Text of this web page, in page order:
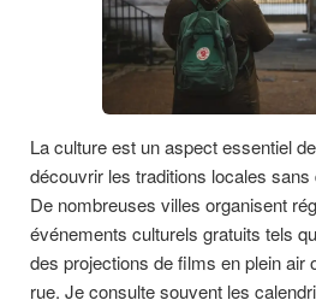
La culture est un aspect essentiel
découvrir les traditions locales sans
De nombreuses villes organisent
événements culturels gratuits tels
des projections de films en plein air
rue. Je consulte souvent les